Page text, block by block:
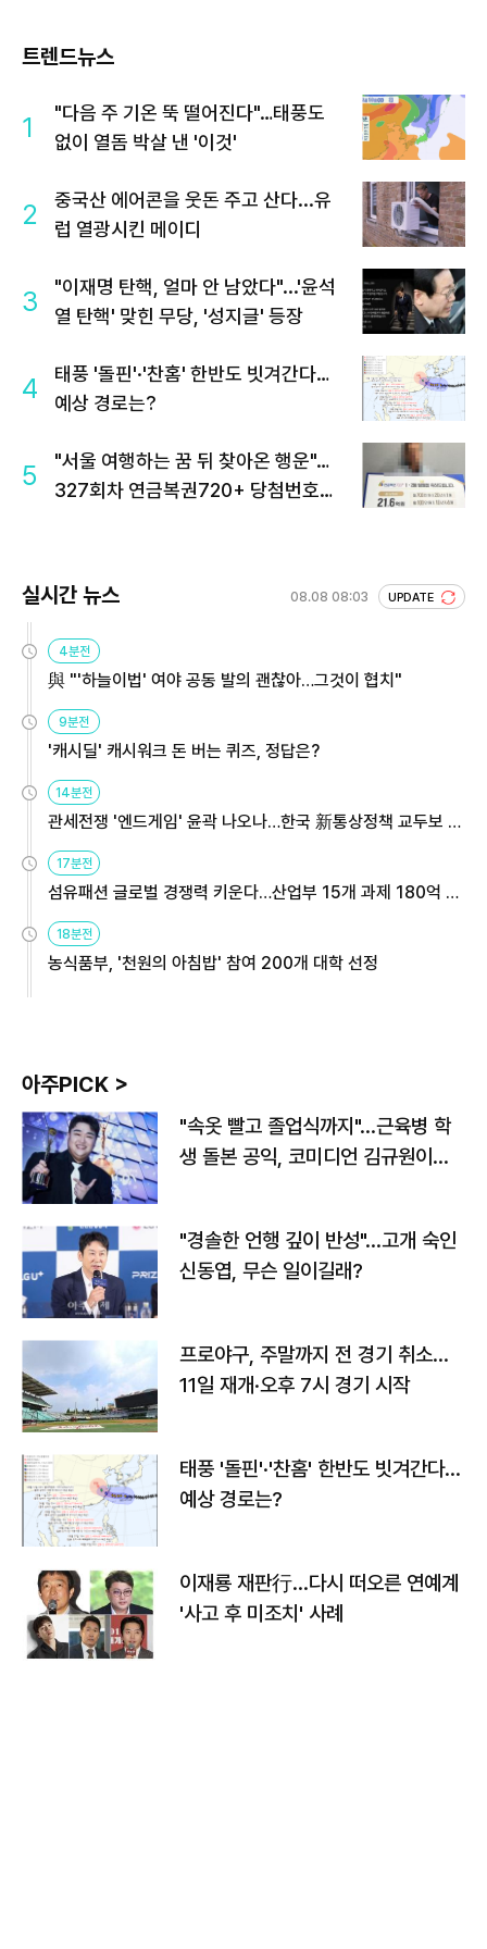
트렌드뉴스
1
"다음 주 기온 뚝 떨어진다"…태풍도
없이 열돔 박살 낸 '이것'
2
중국산 에어콘을 웃돈 주고 산다...유
럽 열광시킨 메이디
3
"이재명 탄핵, 얼마 안 남았다"...'윤석
열 탄핵' 맞힌 무당, '성지글' 등장
4
태풍 '돌핀'·'찬홈' 한반도 빗겨간다…
예상 경로는?
5
"서울 여행하는 꿈 뒤 찾아온 행운"…
327회차 연금복권720+ 당첨번호조
실시간 뉴스 08.08 08:03 UPDATE
4분전
與 "'하늘이법' 여야 공동 발의 괜찮아…그것이 협치"
9분전
'캐시딜' 캐시워크 돈 버는 퀴즈, 정답은?
14분전
관세전쟁 '엔드게임' 윤곽 나오나…한국 新통상정책 교두보 활
용해야
17분전
섬유패션 글로벌 경쟁력 키운다…산업부 15개 과제 180억 지
원
18분전
농식품부, '천원의 아침밥' 참여 200개 대학 선정
아주PICK >
"속옷 빨고 졸업식까지"…근육병 학
생 돌본 공익, 코미디언 김규원이었
"경솔한 언행 깊이 반성"…고개 숙인
신동엽, 무슨 일이길래?
프로야구, 주말까지 전 경기 취소…
11일 재개·오후 7시 경기 시작
태풍 '돌핀'·'찬홈' 한반도 빗겨간다…
예상 경로는?
이재룡 재판行…다시 떠오른 연예계
'사고 후 미조치' 사례